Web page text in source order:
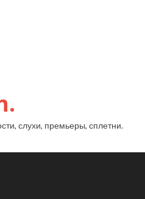
слухи, премьеры, сплетни.